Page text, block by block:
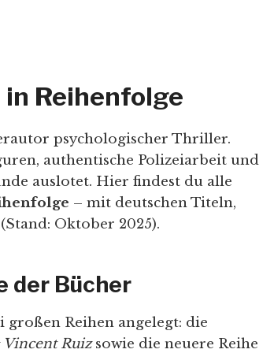
Reihenfolge
psychologischer Thriller.
authentische Polizeiarbeit und
auslotet. Hier findest du alle
– mit deutschen Titeln,
Oktober 2025).
der Bücher
großen Reihen angelegt: die
Vincent Ruizsowie die neuere Reihe